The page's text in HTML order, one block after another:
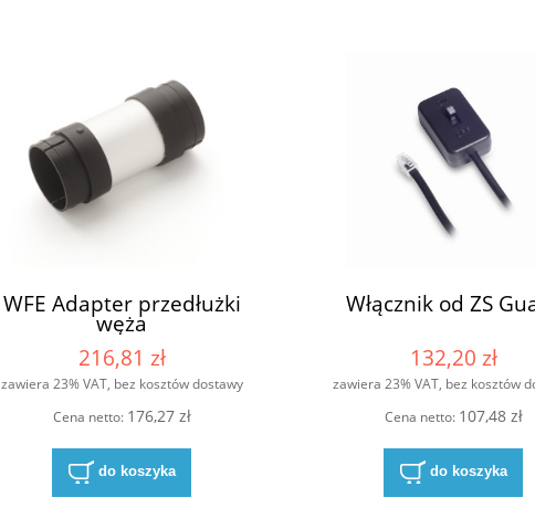
WFE Adapter przedłużki
węża
216,81 zł
zawiera 23% VAT, bez kosztów dostawy
Cena netto: 176,27 zł
do koszyka
Włącznik od ZS
132,20 zł
zawiera 23% VAT, bez kosztów
Cena netto: 107,48 zł
do koszyka